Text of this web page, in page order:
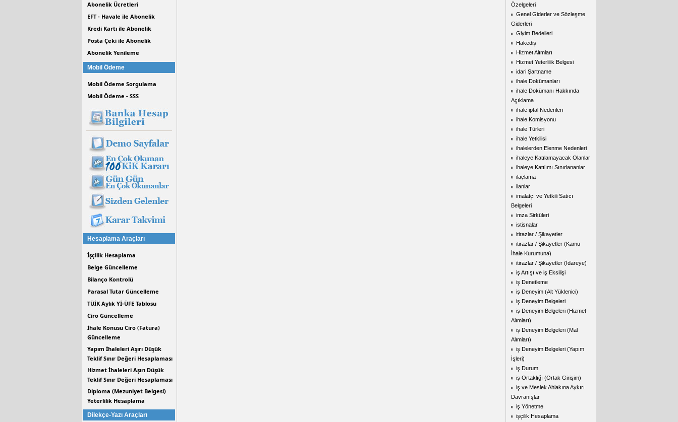
Abonelik Ücretleri
EFT - Havale ile Abonelik
Kredi Kartı ile Abonelik
Posta Çeki ile Abonelik
Abonelik Yenileme
Mobil Ödeme
Mobil Ödeme Sorgulama
Mobil Ödeme - SSS
Hesaplama Araçları
İşçilik Hesaplama
Belge Güncelleme
Bilanço Kontrolü
Parasal Tutar Güncelleme
TÜİK Aylık Yİ-ÜFE Tablosu
Ciro Güncelleme
İhale Konusu Ciro (Fatura)
Güncelleme
Yapım İhaleleri Aşırı Düşük
Teklif Sınır Değeri Hesaplaması
Hizmet İhaleleri Aşırı Düşük
Teklif Sınır Değeri Hesaplaması
Diploma (Mezuniyet Belgesi)
Yeterlilik Hesaplama
Dilekçe-Yazı Araçları
Özelgeleri
Genel Giderler ve Sözleşme
Giderleri
Giyim Bedelleri
Hakediş
Hizmet Alımları
Hizmet Yeterlilik Belgesi
idari Şartname
ihale Dokümanları
ihale Dokümanı Hakkında
Açıklama
ihale iptal Nedenleri
ihale Komisyonu
ihale Türleri
ihale Yetkilisi
ihalelerden Elenme Nedenleri
ihaleye Katılamayacak Olanlar
ihaleye Katılımı Sınırlananlar
ilaçlama
ilanlar
imalatçı ve Yetkili Satıcı
Belgeleri
imza Sirküleri
istisnalar
itirazlar / Şikayetler
itirazlar / Şikayetler (Kamu
İhale Kurumuna)
itirazlar / Şikayetler (İdareye)
iş Artışı ve iş Eksilişi
iş Denetleme
iş Deneyim (Alt Yüklenici)
iş Deneyim Belgeleri
iş Deneyim Belgeleri (Hizmet
Alımları)
iş Deneyim Belgeleri (Mal
Alımları)
iş Deneyim Belgeleri (Yapım
İşleri)
iş Durum
iş Ortaklığı (Ortak Girişim)
iş ve Meslek Ahlakına Aykırı
Davranışlar
iş Yönetme
işçilik Hesaplama